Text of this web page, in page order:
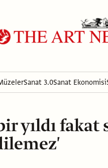
Sanat 3.0Sanat Ekonomisi
yıldı